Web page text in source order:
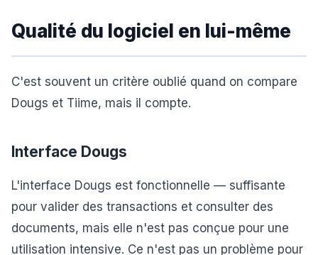
Qualité du logiciel en lui-même
C'est souvent un critère oublié quand on compare
Dougs et Tiime, mais il compte.
Interface Dougs
L'interface Dougs est fonctionnelle — suffisante
pour valider des transactions et consulter des
documents, mais elle n'est pas conçue pour une
utilisation intensive. Ce n'est pas un problème pour